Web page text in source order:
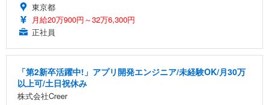
東京都
月給20万900円～32万6,300円
正社員
「第2新卒活躍中!」アプリ開発エンジニア/未経験OK/月30万
以上可/土日祝休み
株式会社Creer